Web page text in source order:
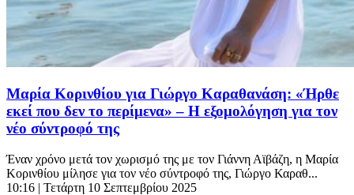
Μαρία Κορινθίου για Γιώργο Καραθανάση: «Ήρθε
εκεί που δεν το περίμενα» – Η εξομολόγηση για τον
νέο σύντροφό της
Έναν χρόνο μετά τον χωρισμό της με τον Γιάννη Αϊβάζη, η Μαρία
Κορινθίου μίλησε για τον νέο σύντροφό της, Γιώργο Καραθ...
10:16 | Τετάρτη 10 Σεπτεμβρίου 2025